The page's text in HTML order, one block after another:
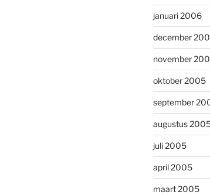
januari 2006
december
november
oktober 2005
september
augustus
juli 2005
april 2005
maart 2005